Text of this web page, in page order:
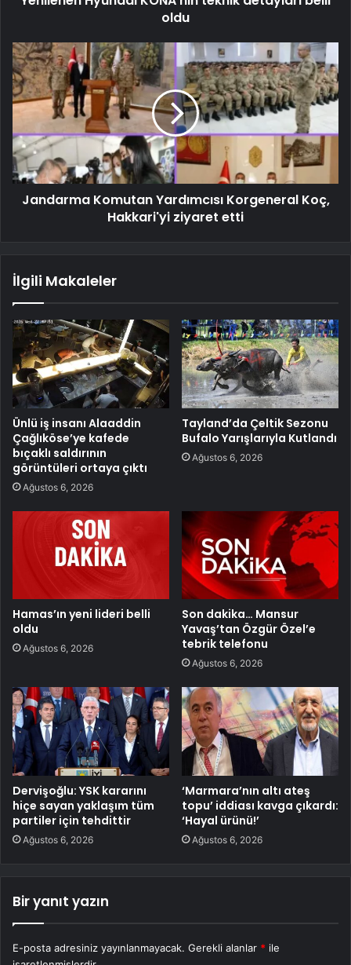
oldu
Jandarma Komutan Yardımcısı Korgeneral Koç,
Hakkari'yi ziyaret etti
İlgili Makaleler
Ünlü iş insanı Alaaddin
Çağlıköse’ye kafede
bıçaklı saldırının
görüntüleri ortaya çıktı
Ağustos 6, 2026
Tayland’da Çeltik Sezonu
Bufalo Yarışlarıyla Kutlandı
Ağustos 6, 2026
Hamas’ın yeni lideri belli
oldu
Ağustos 6, 2026
Son dakika… Mansur
Yavaş’tan Özgür Özel’e
tebrik telefonu
Ağustos 6, 2026
Dervişoğlu: YSK kararını
hiçe sayan yaklaşım tüm
partiler için tehdittir
Ağustos 6, 2026
‘Marmara’nın altı ateş
topu’ iddiası kavga çıkardı:
‘Hayal ürünü!’
Ağustos 6, 2026
Bir yanıt yazın
E-posta adresiniz yayınlanmayacak. Gerekli alanlar * ile